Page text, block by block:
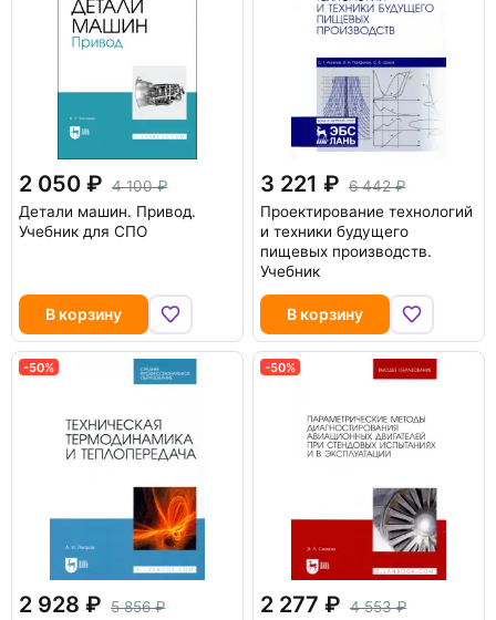
2 050
4 100
Детали машин. Привод.
Учебник для СПО
В корзину
3 221
6 442
Проектирование технологий
и техники будущего
пищевых производств.
Учебник
В корзину
-50%
2 928
5 856
-50%
2 277
4 553